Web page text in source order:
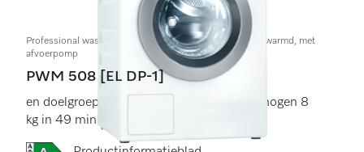
Professional wasmachine,Kleine Geweldenaar,elektr. verwarmd, met
afvoerpomp
PWM 508 [EL DP-1]
en doelgroepspecifieke programma's. Vermogen 8
kg in 49 min .